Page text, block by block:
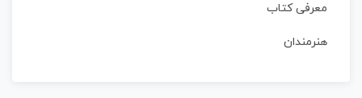
معرفی کتاب
هنرمندان